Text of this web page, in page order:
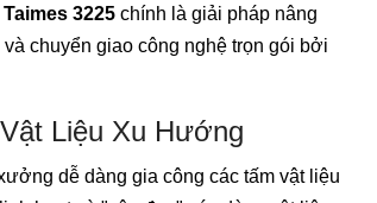
3225 chính là giải pháp nâng
chuyển giao công nghệ trọn gói bởi
Liệu Xu Hướng
dễ dàng gia công các tấm vật liệu